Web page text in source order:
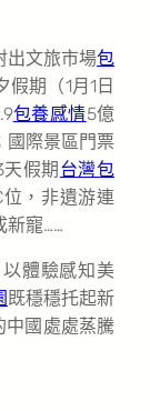
出文旅市場包
期（1月1日
包養感情5億
國際景區門票
假期 台灣包
，非遺游連
新寵……
體驗感知美
既穩穩托起新
中國處處蒸騰